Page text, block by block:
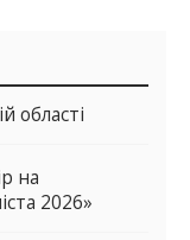
області
на
2026»